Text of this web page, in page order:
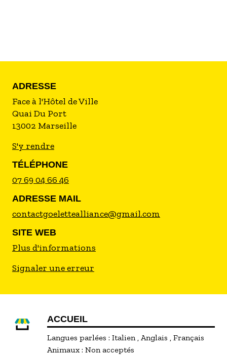
ADRESSE
Face à l'Hôtel de Ville
Quai Du Port
13002 Marseille
S'y rendre
TÉLÉPHONE
07 69 04 66 46
ADRESSE MAIL
contactgoelettealliance@gmail.com
SITE WEB
Plus d'informations
Signaler une erreur
ACCUEIL
Langues parlées : Italien Anglais
Français
Animaux : Non acceptés